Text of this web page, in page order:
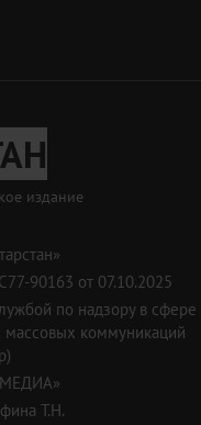
издание
90163 от 07.10.2025
по надзору в сфере
коммуникаций
Т.Н.